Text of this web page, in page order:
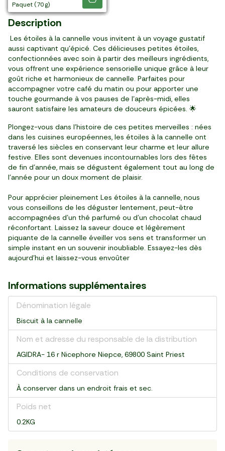
paquet (195 g)
paquet (250 g)
5 pièces (275 g)
paquet (200 g)
paquet (285 g)
paquet (250 g)
paquet (475 g)
paquet (300 g)
paquet (250 g)
paquet (70 g)
Description
Les étoiles à la cannelle vous invitent à un voyage gustatif
aussi captivant qu'épicé. Ces délicieuses petites étoiles,
confectionnées avec soin à partir des meilleurs ingrédients,
vous offrent une expérience sensorielle unique grâce à leur
goût riche et harmonieux de cannelle. Parfaites pour
accompagner votre café du matin ou pour apporter une
touche gourmande à vos pauses de l'après-midi, elles
sauront satisfaire les amateurs de douceurs épicées. 🌟
Plongez-vous dans l'histoire de ces petites merveilles : nées
dans les cuisines européennes, les étoiles à la cannelle ont
traversé les siècles en conservant leur charme et leur allure
festive. Elles sont devenues incontournables lors des fêtes
de fin d'année, mais se dégustent également tout au long de
l'année pour un doux moment de plaisir.
Pour apprécier pleinement Les étoiles à la cannelle, nous
vous conseillons de les déguster lentement, peut-être
accompagnées d'un thé parfumé ou d'un chocolat chaud
réconfortant. Laissez la saveur douce et légèrement
piquante de la cannelle éveiller vos sens et transformer un
simple instant en un souvenir inoubliable. Essayez-les dès
aujourd’hui et laissez-vous envoûter
Informations supplémentaires
Dénomination légale
Biscuit à la cannelle
Nom et adresse du responsable de la distribution
AGIDRA- 16 r Nicephore Niepce, 69800 Saint Priest
Conditions de conservation
À conserver dans un endroit frais et sec.
Poids net
0.2KG